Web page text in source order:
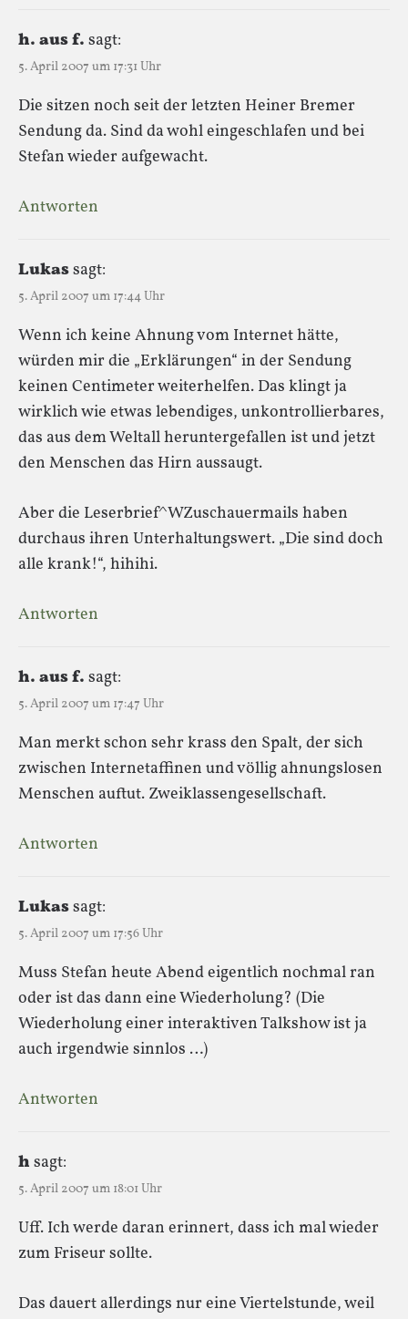
h. aus f. sagt:
5. April 2007 um 17:31 Uhr
Die sitzen noch seit der letzten Heiner Bremer
Sendung da. Sind da wohl eingeschlafen und bei
Stefan wieder aufgewacht.
Antworten
Lukassagt:
5. April 2007 um 17:44 Uhr
Wenn ich keine Ahnung vom Internet hätte,
würden mir die „Erklärungen“ in der Sendung
keinen Centimeter weiterhelfen. Das klingt ja
wirklich wie etwas lebendiges, unkontrollierbares,
das aus dem Weltall heruntergefallen ist und jetzt
den Menschen das Hirn aussaugt.
Aber die Leserbrief^WZuschauermails haben
durchaus ihren Unterhaltungswert. „Die sind doch
alle krank!“, hihihi.
Antworten
h. aus f. sagt:
5. April 2007 um 17:47 Uhr
Man merkt schon sehr krass den Spalt, der sich
zwischen Internetaffinen und völlig ahnungslosen
Menschen auftut. Zweiklassengesellschaft.
Antworten
Lukassagt:
5. April 2007 um 17:56 Uhr
Muss Stefan heute Abend eigentlich nochmal ran
oder ist das dann eine Wiederholung? (Die
Wiederholung einer interaktiven Talkshow ist ja
auch irgendwie sinnlos …)
Antworten
h sagt:
5. April 2007 um 18:01 Uhr
Uff. Ich werde daran erinnert, dass ich mal wieder
zum Friseur sollte.
Das dauert allerdings nur eine Viertelstunde, weil